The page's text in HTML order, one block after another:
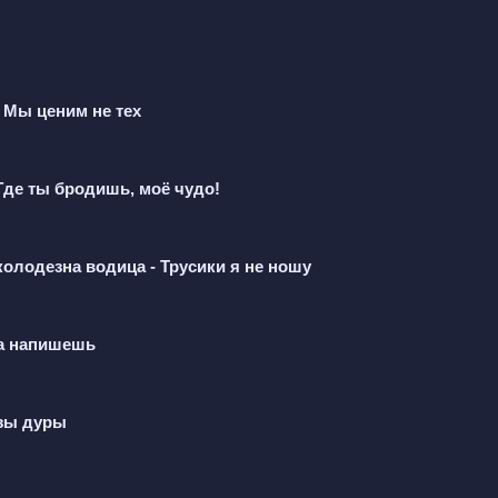
мечтай
ценим не тех
ты бродишь, моё чудо!
водица - Трусики я не ношу
напишешь
дуры